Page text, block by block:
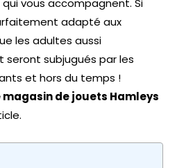
vous accompagnent. Si
adapté aux
les adultes aussi
subjugués par les
et hors du temps !
magasin de jouets Hamleys